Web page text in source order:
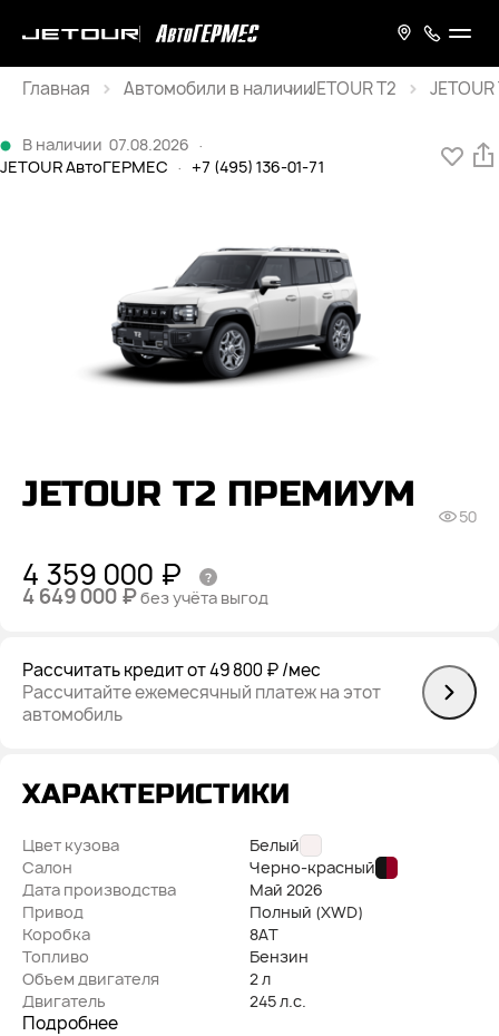
Главная
JETOUR T2
В наличии 07.08.2026 ·
JETOUR АвтоГЕРМЕС · +7 (495) 136-01-71
JETOUR T2 ПРЕМИУМ
50
4 359 000 ₽
4 649 000 ₽без учёта выгод
Рассчитать кредитот 49 800 ₽/мес
Рассчитайте ежемесячный платеж на этот
автомобиль
ХАРАКТЕРИСТИКИ
Цвет кузова
Белый
Салон
Черно-красный
Дата производства
Май 2026
Привод
Полный (XWD)
Коробка
8AT
Топливо
Бензин
Объем двигателя
2 л
Двигатель
245 л.с.
Подробнее